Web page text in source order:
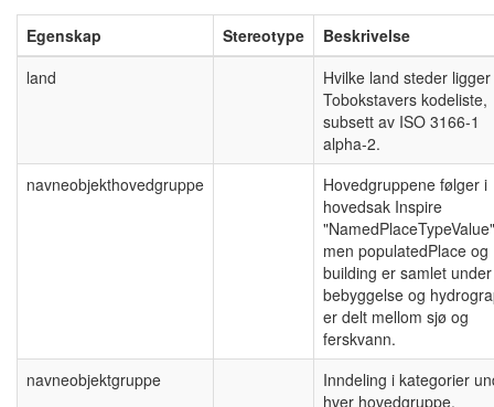
Egenskap Stereotype
Beskrivelse
land
Hvilke land steder
Tobokstavers kodeliste,
subsett av ISO 3166-1
alpha-2.
navneobjekthovedgruppe
Hovedgruppene følger i
hovedsak Inspire
men populatedPlace og
building er samlet under
bebyggelse og
er delt mellom sjø og
ferskvann.
navneobjektgruppe
Inndeling i kategorier
hver hovedgruppe.